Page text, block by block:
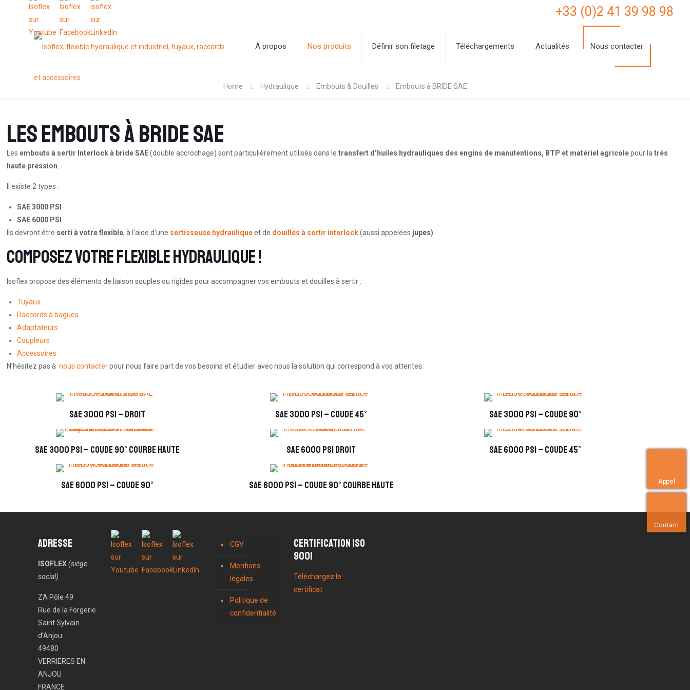
+33 (0)2 41 39 98 98
A propos Nos produits Définir son filetage Téléchargements Actualités Nous contacter
Home Hydraulique Embouts & Douilles Embouts à BRIDE SAE
Les embouts à BRIDE SAE
Les embouts à sertir Interlock à bride SAE(double accrochage) sont particulièrement utilisés dans letransfert d’huiles hydrauliques des engins de manutentions, BTP et matériel agricolepour latrès
haute pression
Il existe 2 types :
SAE 3000 PSI
SAE 6000 PSI
Ils devront être serti à votre flexible, à l’aide d’une sertisseuse hydrauliqueet de douilles à sertir interlock(aussi appelées jupes)
Composez votre flexible hydraulique !
Isoflex propose des éléments de liaison souples ou rigides pour accompagner vos embouts et douilles à sertir :
Tuyaux
Raccords à bagues
Adaptateurs
Coupleurs
Accessoires
N’hésitez pas ànous contacterpour nous faire part de vos besoins et étudier avec nous la solution qui correspond à vos attentes.
SAE 3000 PSI – droit SAE 3000 PSI – coude 45° SAE 3000 PSI – coude 90°
SAE 3000 PSI – coude 90° courbe haute SAE 6000 PSI droit SAE 6000 PSI – coude 45°
SAE 6000 PSI – coude 90° SAE 6000 PSI – coude 90° courbe haute
Adresse
ISOFLEX(siège
social)
ZA Pôle 49
Rue de la Forgerie
Saint Sylvain
d’Anjou
49480
VERRIERES EN
ANJOU
FRANCE
CGV
Mentions
légales
Politique de
confidentialité
Certification ISO
9001
Téléchargez le
certificat
Appel
Contact